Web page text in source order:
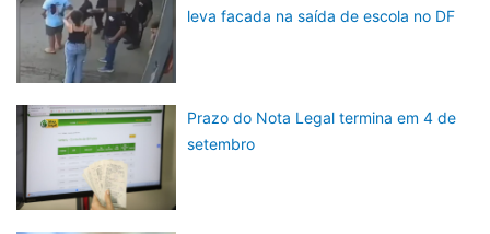
leva facada na saída de escola no DF
Prazo do Nota Legal termina em 4 de
setembro